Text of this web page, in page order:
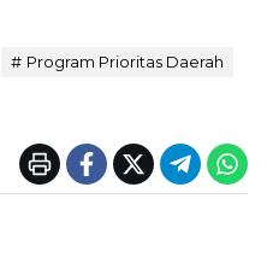
Program Prioritas Daerah